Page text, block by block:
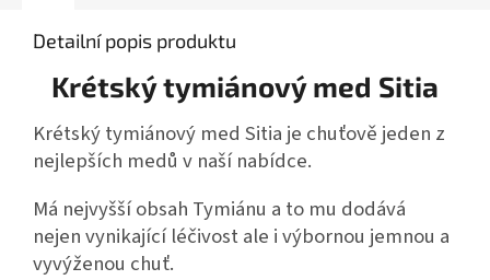
Detailní popis produktu
Krétský tymiánový med Sitia
Krétský tymiánový med Sitia je chuťově jeden z
nejlepších medů v naší nabídce.
Má nejvyšší obsah Tymiánu a to mu dodává
nejen vynikající léčivost ale i výbornou jemnou a
vyvýženou chuť.